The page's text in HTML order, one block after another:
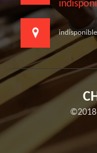
indisponible